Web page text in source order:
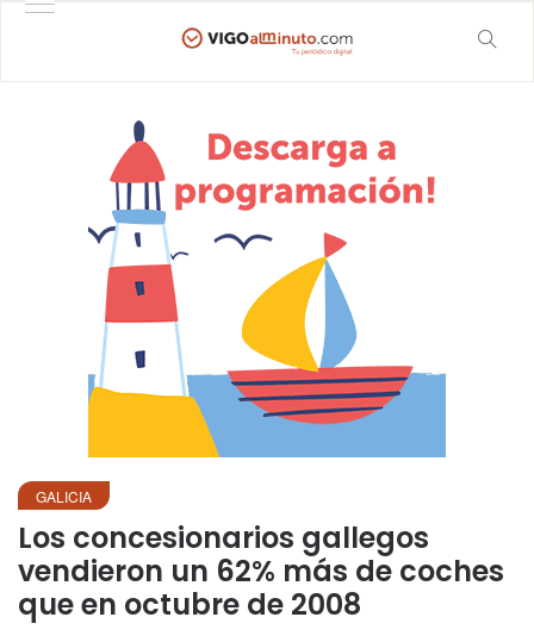
GALICIA
Los concesionarios gallegos
vendieron un 62% más de coches
que en octubre de 2008